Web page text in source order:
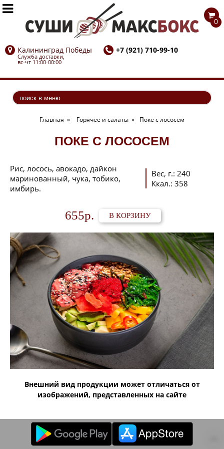

0
Калининград Победы
Служба доставки,
вс-чт 11:00-00:00
+7 (921) 710-99-10

Главная » Горячее и салаты » Поке с лососем
ПОКЕ С ЛОСОСЕМ
Рис, лосось, авокадо, дайкон
маринованный, чука, тобико,
имбирь.
Вес, г.: 240
Ккал.: 358
655р. В КОРЗИНУ
Внешний вид продукции может отличаться от
изображений, представленных на сайте